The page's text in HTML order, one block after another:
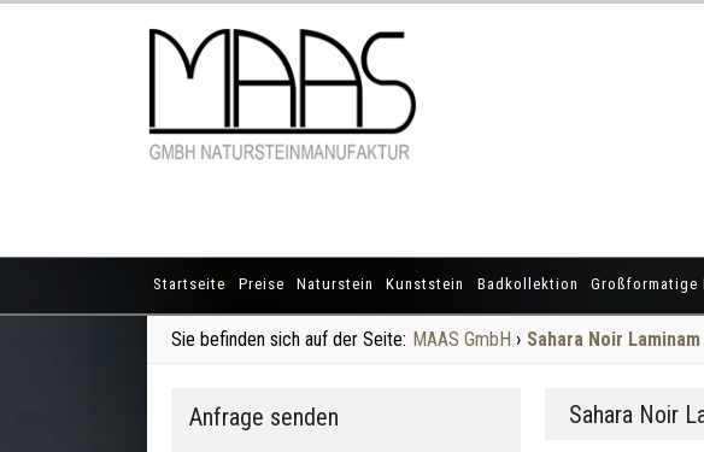
Startseite Preise Naturstein Kunststein Badkollektion Großformatige
Sie befinden sich auf der Seite: MAAS GmbH › Sahara Noir
Sahara Noir
Anfrage senden